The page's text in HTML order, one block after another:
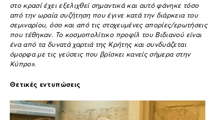
στο κρασί έχει εξελιχθεί σημαντικά και αυτό φάνηκε τόσο
από την ωραία συζήτηση που έγινε κατά την διάρκεια του
σεμιναρίου, όσο και από τις στοχευμένες απορίες/ερωτήσεις
που τέθηκαν. Το κοσμοπολίτικο προφίλ του Βιδιανού είναι
ένα από τα δυνατά χαρτιά της Κρήτης και συνδυάζεται
όμορφα με τις γεύσεις που βρίσκει κανείς σήμερα στην
Κύπρο».
Θετικές εντυπώσεις